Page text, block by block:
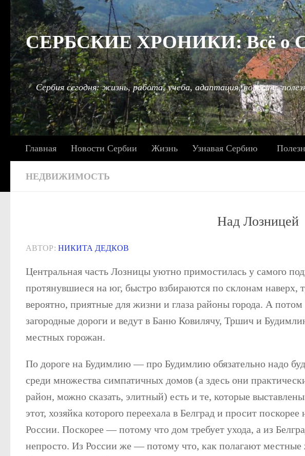
Под записью
СЕРБСКИЕ ХРОНИКИ: Всё о
Сербия сегодня: жизнь, работа, учеба, адаптация, новости,
Главная Новости Сербии Жизнь Узнавая Сербию
НЕДВИЖИМОСТЬ
Над Лозницей
АВТОР: НИКИТА ДЕДКОВ
Центральная часть Лозницы уютно примостилась у самого
протянувшиеся на юг, быстро взбираются по склонам наверх,
вероятно, приятные для жизни и глаза районы города. А потом
загородные дороги и ведут в Баню Ковилячу, Тршич и
местных горожан.
По дороге на Будимлию — про Будимлию обязательно надо
среди множества симпатичных домов (а здесь они
район, можно сказать, элитный) есть и те, которые
этот, хозяйка которого переехала в Белград и просит
России. Поскорее — потому что дом требует ухода, а из
непросто. Из России же — потому что, как полагают местные